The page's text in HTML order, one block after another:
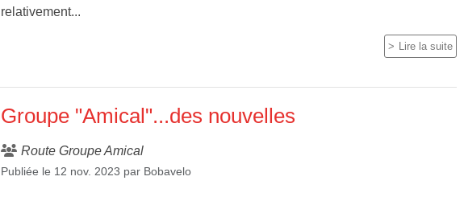
relativement...
Lire la suite
Groupe "Amical"...des nouvelles
Route Groupe Amical
Publiée le 12 nov. 2023 par Bobavelo